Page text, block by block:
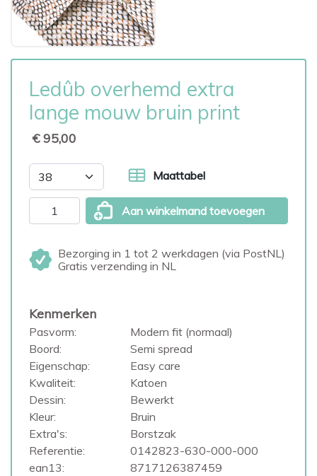
Ledûb overhemd extra
lange mouw bruin print
€ 95,00
Maattabel
Aan winkelmand toevoegen
Bezorging in 1 tot 2 werkdagen (via PostNL)
Gratis verzending in NL
Kenmerken
Pasvorm:
Modern fit (normaal)
Boord:
Semi spread
Eigenschap:
Easy care
Kwaliteit:
Katoen
Dessin:
Bewerkt
Kleur:
Bruin
Extra's:
Borstzak
Referentie:
0142823-630-000-000
ean13:
8717126387459